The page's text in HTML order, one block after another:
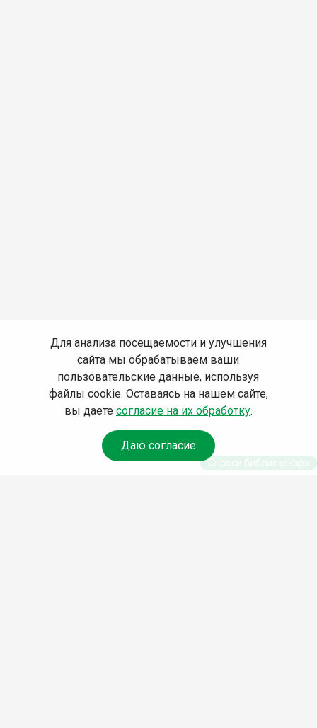
Для анализа посещаемости и улучшения
сайта мы обрабатываем ваши
пользовательские данные, используя
файлы cookie. Оставаясь на нашем сайте,
вы даете согласие на их обработку.
Даю согласие
Спроси библиотекаря